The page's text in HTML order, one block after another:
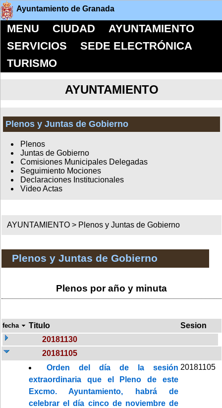
Ayuntamiento de Granada
MENU CIUDAD
AYUNTAMIENTO
SERVICIOS
SEDE ELECTRÓNICA
TURISMO
AYUNTAMIENTO
Plenos y Juntas de Gobierno
Plenos
Juntas de Gobierno
Comisiones Municipales Delegadas
Seguimiento Mociones
Declaraciones Institucionales
Video Actas
AYUNTAMIENTO > Plenos y Juntas de Gobierno
Plenos y Juntas de Gobierno
Plenos por año y minuta
fecha Titulo
Sesion
20181130
20181105
Orden del día de la sesión
extraordinaria que el Pleno de este
Excmo. Ayuntamiento, habrá de
celebrar el día cinco de noviembre de
20181105